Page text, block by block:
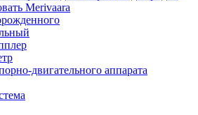
Merivaara
двигательного аппарата